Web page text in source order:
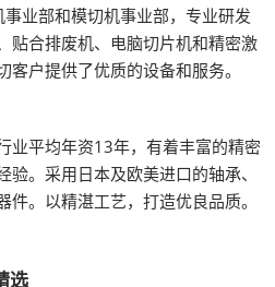
业部和模切机事业部，专业研发
贴合排废机、电脑切片机和精密激
户提供了优质的设备和服务。
业平均年资13年，有着丰富的精密
。采用日本及欧美进口的轴承、
。以精湛工艺，打造优良品质。
选